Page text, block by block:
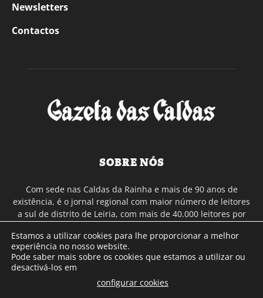
Newsletters
Contactos
SOBRE NÓS
Com sede nas Caldas da Rainha e mais de 90 anos de
existência, é o jornal regional com maior número de leitores
a sul de distrito de Leiria, com mais de 40.000 leitores por
Continental e assinatura online.
SIGA-NOS
Estamos a utilizar cookies para lhe proporcionar a melhor
experiência no nosso website.
Pode saber mais sobre os cookies que estamos a utilizar ou
desactivá-los em
configurar cookies